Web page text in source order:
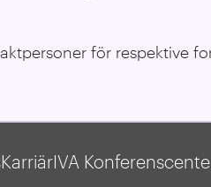
för respektive
KarriärIVA